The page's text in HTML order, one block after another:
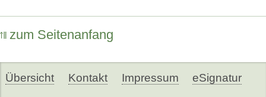
zum Seitenanfang
Übersicht Kontakt Impressum eSignatur